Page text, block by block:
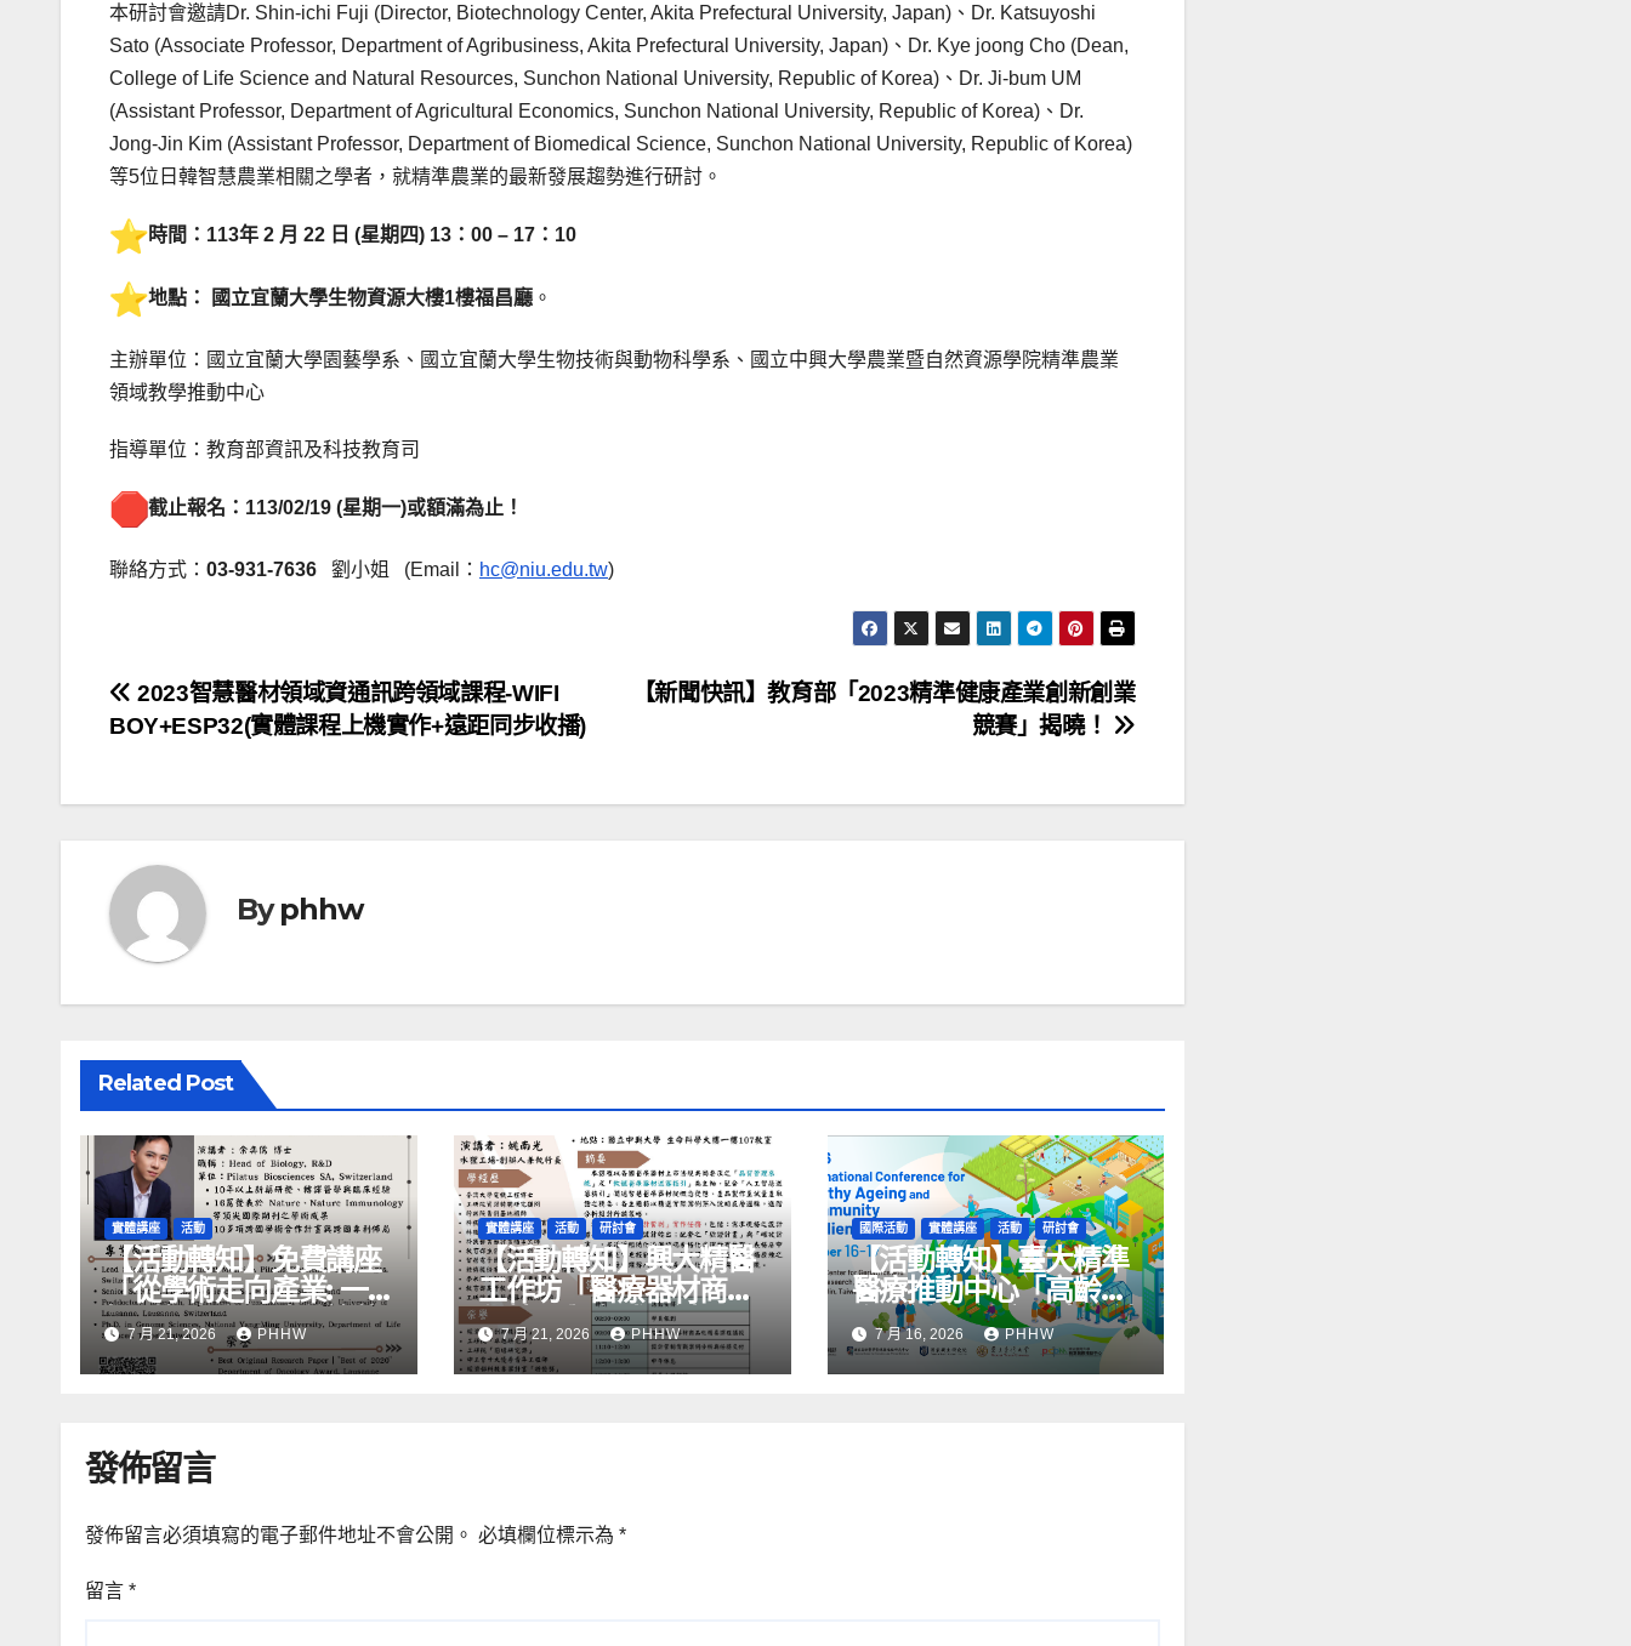
本研討會邀請Dr. Shin-ichi Fuji (Director, Biotechnology Center, Akita Prefectural University, Japan)、Dr. Katsuyoshi
Sato (Associate Professor, Department of Agribusiness, Akita Prefectural University, Japan)、Dr. Kye joong Cho (Dean,
College of Life Science and Natural Resources, Sunchon National University, Republic of Korea)、Dr. Ji-bum UM
(Assistant Professor, Department of Agricultural Economics, Sunchon National University, Republic of Korea)、Dr.
Jong-Jin Kim (Assistant Professor, Department of Biomedical Science, Sunchon National University, Republic of Korea)
等5位日韓智慧農業相關之學者，就精準農業的最新發展趨勢進行研討。
時間：113年 2 月 22 日 (星期四) 13：00 – 17：10
地點： 國立宜蘭大學生物資源大樓1樓福昌廳 。
主辦單位：國立宜蘭大學園藝學系、國立宜蘭大學生物技術與動物科學系、國立中興大學農業暨自然資源學院精準農業
領域教學推動中心
指導單位：教育部資訊及科技教育司
截止報名： 113/02/19 (星期一)或額滿為止！
聯絡方式： 03-931-7636 劉小姐 (Email： hc@niu.edu.tw)
文
導
【新聞快訊】教育部「2023精準健康產業創新創業
競賽」揭曉！
2023智慧醫材領域資通訊跨領域課程-WIFI
BOY+ESP32(實體課程上機實作+遠距同步收播)
Byphhw
Related Post
實體講座 活動
【活動轉知】免費講座
「從學術走向產業: ⼀
場創新力與⼈才共築的
旅程」
7 月 21, 2026 PHHW
實體講座 活動 研討會
【活動轉知】興大精醫
工作坊「醫療器材商品
化精要與實戰研討」
7 月 21, 2026 PHHW
國際活動 實體講座 活動 研討會
【活動轉知】臺大精準
醫療推動中心「高齡國
際研討會-健康長壽＆社
區韌性」
7 月 16, 2026 PHHW
發佈留言
發佈留言必須填寫的電子郵件地址不會公開。 必填欄位標示為 *
留言 *